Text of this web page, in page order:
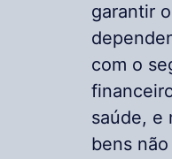
garantir
com o
saúde, e
bens